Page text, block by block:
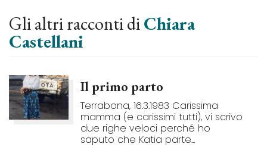
Gli altri racconti diChiara
Castellani
Il primo parto
Terrabona, 16.3.1983 Carissima
mamma (e carissimi tutti), vi scrivo
due righe veloci perché ho
saputo che Katia parte...